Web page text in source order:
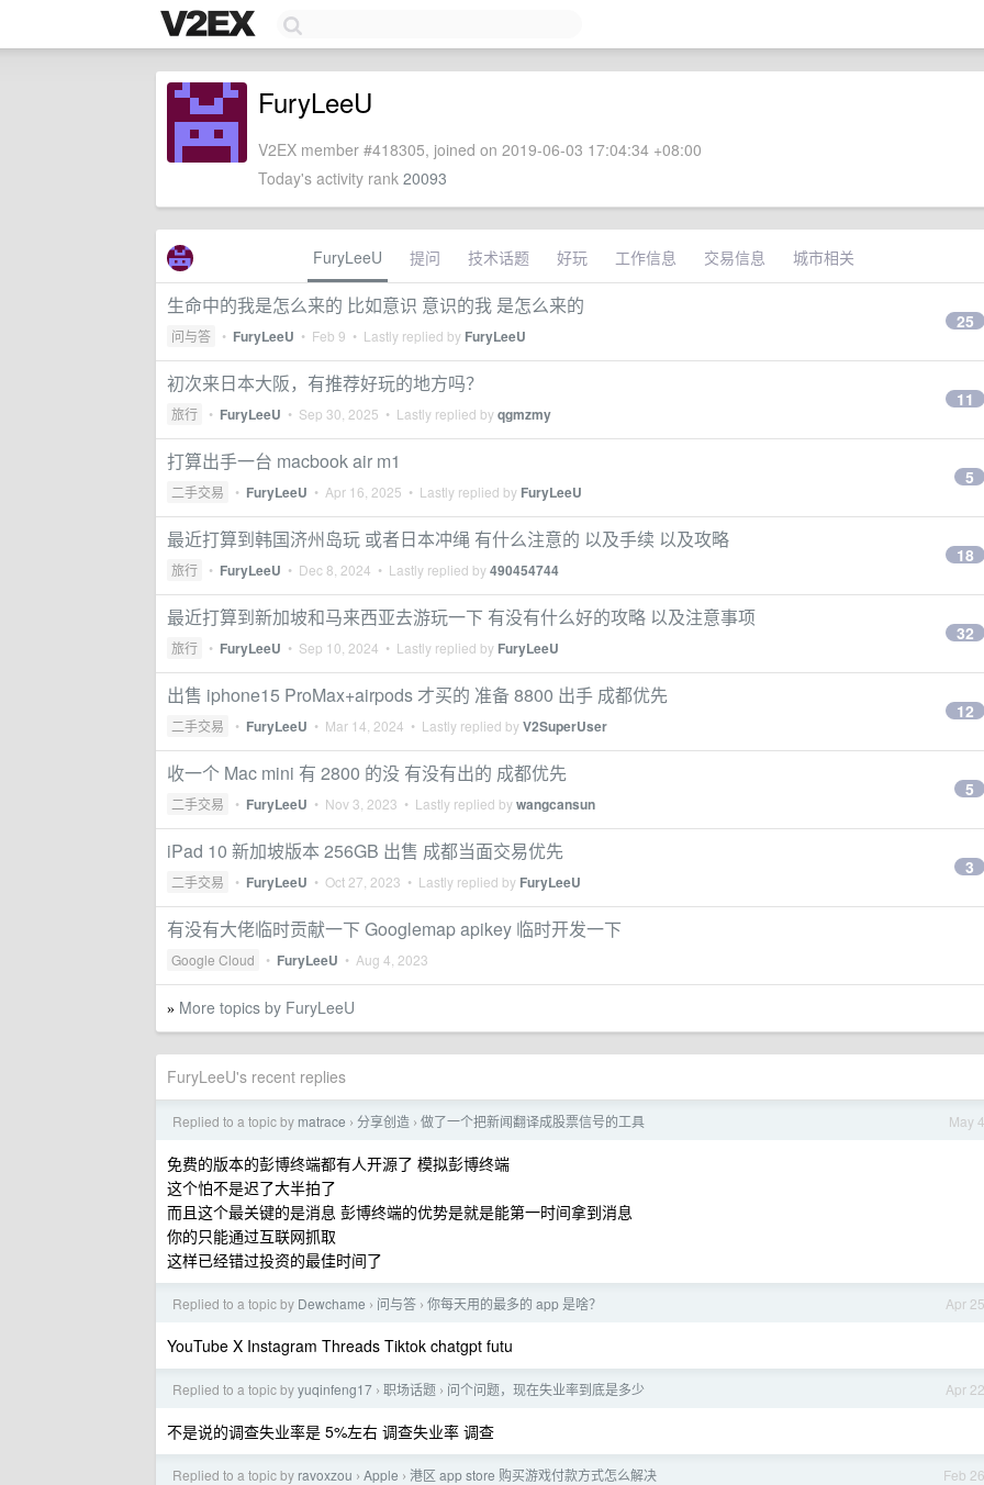
FuryLeeU
V2EX member #418305, joined on 2019-06-03 17:04:34 +08:00
Today's activity rank 20093
FuryLeeU 提问 技术话题 好玩 工作信息 交易信息 城市相关
生命中的我是怎么来的 比如意识 意识的我 是怎么来的
问与答 • FuryLeeU • Feb 9 • Lastly replied by FuryLeeU
25
初次来日本大阪，有推荐好玩的地方吗？
旅行 • FuryLeeU • Sep 30, 2025 • Lastly replied byqgmzmy
11
打算出手一台 macbook air m1
二手交易 • FuryLeeU • Apr 16, 2025 • Lastly replied by FuryLeeU
5
最近打算到韩国济州岛玩 或者日本冲绳 有什么注意的 以及手续 以及攻略
旅行 • FuryLeeU • Dec 8, 2024 • Lastly replied by490454744
18
最近打算到新加坡和马来西亚去游玩一下 有没有什么好的攻略 以及注意事项
旅行 • FuryLeeU • Sep 10, 2024 • Lastly replied by FuryLeeU
32
出售 iphone15 ProMax+airpods 才买的 准备 8800 出手 成都优先
二手交易 • FuryLeeU • Mar 14, 2024 • Lastly replied byV2SuperUser
12
收一个 Mac mini 有 2800 的没 有没有出的 成都优先
二手交易 • FuryLeeU • Nov 3, 2023 • Lastly replied bywangcansun
5
iPad 10 新加坡版本 256GB 出售 成都当面交易优先
二手交易 • FuryLeeU • Oct 27, 2023 • Lastly replied by FuryLeeU
3
有没有大佬临时贡献一下 Googlemap apikey 临时开发一下
Google Cloud • FuryLeeU • Aug 4, 2023
» More topics by FuryLeeU
FuryLeeU's recent replies
May 4
Replied to a topic by matrace › 分享创造 › 做了一个把新闻翻译成股票信号的工具
免费的版本的彭博终端都有人开源了 模拟彭博终端
这个怕不是迟了大半拍了
而且这个最关键的是消息 彭博终端的优势是就是能第一时间拿到消息
你的只能通过互联网抓取
这样已经错过投资的最佳时间了
Apr 25
Replied to a topic by Dewchame › 问与答 › 你每天用的最多的 app 是啥？
YouTube X Instagram Threads Tiktok chatgpt futu
Apr 22
Replied to a topic byyuqinfeng17 › 职场话题 › 问个问题，现在失业率到底是多少
不是说的调查失业率是 5%左右 调查失业率 调查
Feb 26
Replied to a topic by ravoxzou › Apple › 港区 app store 购买游戏付款方式怎么解决